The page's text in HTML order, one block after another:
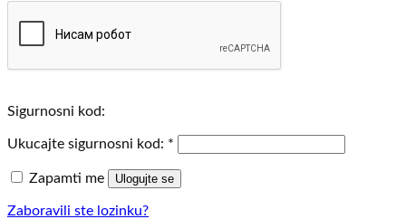
Sigurnosni kod:
Ukucajte sigurnosni kod: *
Zapamti me Ulogujte se
Zaboravili ste lozinku?